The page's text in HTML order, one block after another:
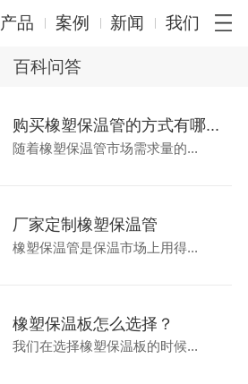
产品 案例 新闻 我们
百科问答
购买橡塑保温管的方式有哪...
随着橡塑保温管市场需求量的...
厂家定制橡塑保温管
橡塑保温管是保温市场上用得...
橡塑保温板怎么选择？
我们在选择橡塑保温板的时候...